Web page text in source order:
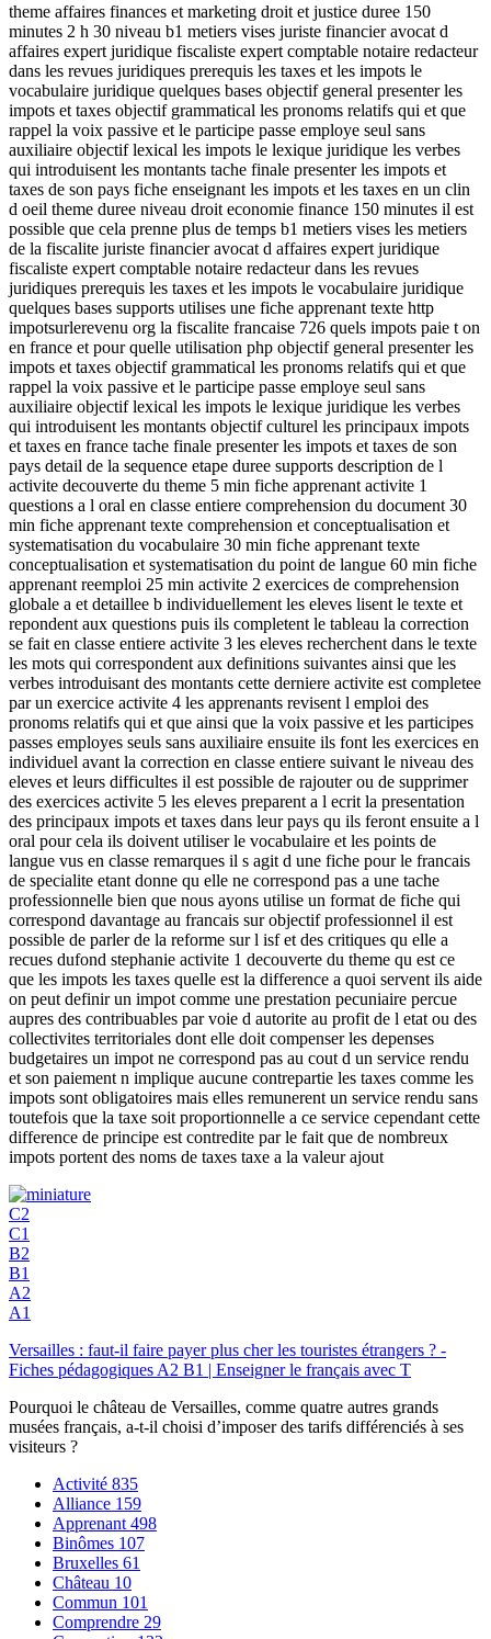
theme affaires finances et marketing droit et justice duree 150
minutes 2 h 30 niveau b1 metiers vises juriste financier avocat d
affaires expert juridique fiscaliste expert comptable notaire redacteur
dans les revues juridiques prerequis les taxes et les impots le
vocabulaire juridique quelques bases objectif general presenter les
impots et taxes objectif grammatical les pronoms relatifs qui et que
rappel la voix passive et le participe passe employe seul sans
auxiliaire objectif lexical les impots le lexique juridique les verbes
qui introduisent les montants tache finale presenter les impots et
taxes de son pays fiche enseignant les impots et les taxes en un clin
d oeil theme duree niveau droit economie finance 150 minutes il est
possible que cela prenne plus de temps b1 metiers vises les metiers
de la fiscalite juriste financier avocat d affaires expert juridique
fiscaliste expert comptable notaire redacteur dans les revues
juridiques prerequis les taxes et les impots le vocabulaire juridique
quelques bases supports utilises une fiche apprenant texte http
impotsurlerevenu org la fiscalite francaise 726 quels impots paie t on
en france et pour quelle utilisation php objectif general presenter les
impots et taxes objectif grammatical les pronoms relatifs qui et que
rappel la voix passive et le participe passe employe seul sans
auxiliaire objectif lexical les impots le lexique juridique les verbes
qui introduisent les montants objectif culturel les principaux impots
et taxes en france tache finale presenter les impots et taxes de son
pays detail de la sequence etape duree supports description de l
activite decouverte du theme 5 min fiche apprenant activite 1
questions a l oral en classe entiere comprehension du document 30
min fiche apprenant texte comprehension et conceptualisation et
systematisation du vocabulaire 30 min fiche apprenant texte
conceptualisation et systematisation du point de langue 60 min fiche
apprenant reemploi 25 min activite 2 exercices de comprehension
globale a et detaillee b individuellement les eleves lisent le texte et
repondent aux questions puis ils completent le tableau la correction
se fait en classe entiere activite 3 les eleves recherchent dans le texte
les mots qui correspondent aux definitions suivantes ainsi que les
verbes introduisant des montants cette derniere activite est completee
par un exercice activite 4 les apprenants revisent l emploi des
pronoms relatifs qui et que ainsi que la voix passive et les participes
passes employes seuls sans auxiliaire ensuite ils font les exercices en
individuel avant la correction en classe entiere suivant le niveau des
eleves et leurs difficultes il est possible de rajouter ou de supprimer
des exercices activite 5 les eleves preparent a l ecrit la presentation
des principaux impots et taxes dans leur pays qu ils feront ensuite a l
oral pour cela ils doivent utiliser le vocabulaire et les points de
langue vus en classe remarques il s agit d une fiche pour le francais
de specialite etant donne qu elle ne correspond pas a une tache
professionnelle bien que nous ayons utilise un format de fiche qui
correspond davantage au francais sur objectif professionnel il est
possible de parler de la reforme sur l isf et des critiques qu elle a
recues dufond stephanie activite 1 decouverte du theme qu est ce
que les impots les taxes quelle est la difference a quoi servent ils aide
on peut definir un impot comme une prestation pecuniaire percue
aupres des contribuables par voie d autorite au profit de l etat ou des
collectivites territoriales dont elle doit compenser les depenses
budgetaires un impot ne correspond pas au cout d un service rendu
et son paiement n implique aucune contrepartie les taxes comme les
impots sont obligatoires mais elles remunerent un service rendu sans
toutefois que la taxe soit proportionnelle a ce service cependant cette
difference de principe est contredite par le fait que de nombreux
impots portent des noms de taxes taxe a la valeur ajout
C2
C1
B2
B1
A2
A1
Versailles : faut-il faire payer plus cher les touristes étrangers ? -
Fiches pédagogiques A2 B1 | Enseigner le français avec T
Pourquoi le château de Versailles, comme quatre autres grands
musées français, a-t-il choisi d’imposer des tarifs différenciés à ses
visiteurs ?
Activité 835
Alliance 159
Apprenant 498
Binômes 107
Bruxelles 61
Château 10
Commun 101
Comprendre 29